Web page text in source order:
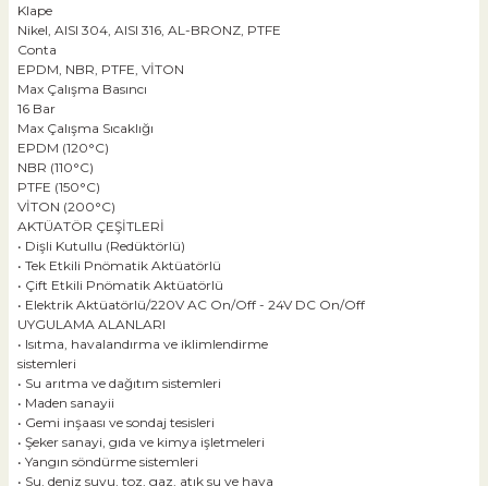
Klape
Nikel, AISI 304, AISI 316, AL-BRONZ, PTFE
Conta
EPDM, NBR, PTFE, VİTON
Max Çalışma Basıncı
16 Bar
Max Çalışma Sıcaklığı
EPDM (120°C)
NBR (110°C)
PTFE (150°C)
VİTON (200°C)
AKTÜATÖR ÇEŞİTLERİ
• Dişli Kutullu (Redüktörlü)
• Tek Etkili Pnömatik Aktüatörlü
• Çift Etkili Pnömatik Aktüatörlü
• Elektrik Aktüatörlü/220V AC On/Off - 24V DC On/Off
UYGULAMA ALANLARI
• Isıtma, havalandırma ve iklimlendirme
sistemleri
• Su arıtma ve dağıtım sistemleri
• Maden sanayii
• Gemi inşaası ve sondaj tesisleri
• Şeker sanayi, gıda ve kimya işletmeleri
• Yangın söndürme sistemleri
• Su, deniz suyu, toz, gaz, atık su ve hava